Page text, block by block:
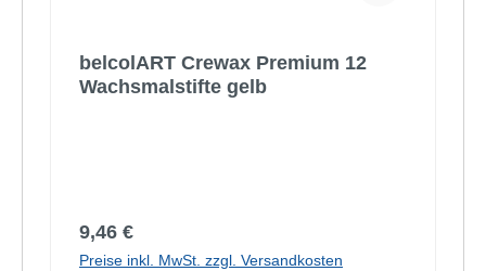
belcolART Crewax Premium 12
Wachsmalstifte gelb
Regulärer Preis:
9,46 €
Preise inkl. MwSt. zzgl. Versandkosten